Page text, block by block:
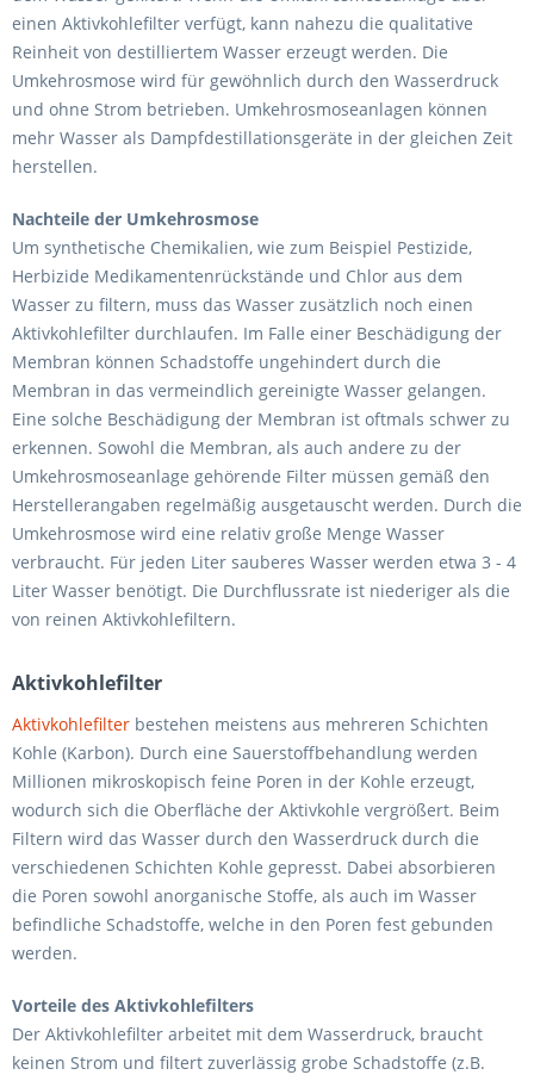
einen Aktivkohlefilter verfügt, kann nahezu die qualitative
Reinheit von destilliertem Wasser erzeugt werden. Die
Umkehrosmose wird für gewöhnlich durch den Wasserdruck
und ohne Strom betrieben. Umkehrosmoseanlagen können
mehr Wasser als Dampfdestillationsgeräte in der gleichen Zeit
herstellen.
Nachteile der Umkehrosmose
Um synthetische Chemikalien, wie zum Beispiel Pestizide,
Herbizide Medikamentenrückstände und Chlor aus dem
Wasser zu filtern, muss das Wasser zusätzlich noch einen
Aktivkohlefilter durchlaufen. Im Falle einer Beschädigung der
Membran können Schadstoffe ungehindert durch die
Membran in das vermeindlich gereinigte Wasser gelangen.
Eine solche Beschädigung der Membran ist oftmals schwer zu
erkennen. Sowohl die Membran, als auch andere zu der
Umkehrosmoseanlage gehörende Filter müssen gemäß den
Herstellerangaben regelmäßig ausgetauscht werden. Durch die
Umkehrosmose wird eine relativ große Menge Wasser
verbraucht. Für jeden Liter sauberes Wasser werden etwa 3 - 4
Liter Wasser benötigt. Die Durchflussrate ist niederiger als die
von reinen Aktivkohlefiltern.
Aktivkohlefilter
Aktivkohlefilter bestehen meistens aus mehreren Schichten
Kohle (Karbon). Durch eine Sauerstoffbehandlung werden
Millionen mikroskopisch feine Poren in der Kohle erzeugt,
wodurch sich die Oberfläche der Aktivkohle vergrößert. Beim
Filtern wird das Wasser durch den Wasserdruck durch die
verschiedenen Schichten Kohle gepresst. Dabei absorbieren
die Poren sowohl anorganische Stoffe, als auch im Wasser
befindliche Schadstoffe, welche in den Poren fest gebunden
werden.
Vorteile des Aktivkohlefilters
Der Aktivkohlefilter arbeitet mit dem Wasserdruck, braucht
keinen Strom und filtert zuverlässig grobe Schadstoffe (z.B.